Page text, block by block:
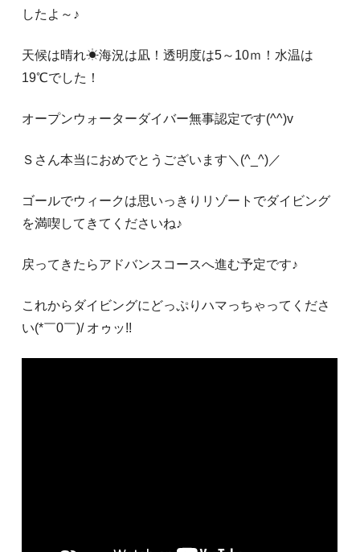
したよ～♪
天候は晴れ☀海況は凪！透明度は5～10ｍ！水温は
19℃でした！
オープンウォーターダイバー無事認定です(^^)v
Ｓさん本当におめでとうございます＼(^_^)／
ゴールでウィークは思いっきりリゾートでダイビング
を満喫してきてくださいね♪
戻ってきたらアドバンスコースへ進む予定です♪
これからダイビングにどっぷりハマっちゃってくださ
い(*￣0￣)/ オゥッ!!